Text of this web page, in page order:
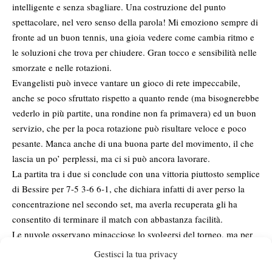
Gestisci la tua privacy
intelligente e senza sbagliare. Una costruzione del punto
spettacolare, nel vero senso della parola! Mi emoziono sempre di
fronte ad un buon tennis, una gioia vedere come cambia ritmo e
le soluzioni che trova per chiudere. Gran tocco e sensibilità nelle
smorzate e nelle rotazioni.
Evangelisti può invece vantare un gioco di rete impeccabile,
anche se poco sfruttato rispetto a quanto rende (ma bisognerebbe
vederlo in più partite, una rondine non fa primavera) ed un buon
servizio, che per la poca rotazione può risultare veloce e poco
pesante. Manca anche di una buona parte del movimento, il che
lascia un po’ perplessi, ma ci si può ancora lavorare.
La partita tra i due si conclude con una vittoria piuttosto semplice
di Bessire per 7-5 3-6 6-1, che dichiara infatti di aver perso la
concentrazione nel secondo set, ma averla recuperata gli ha
consentito di terminare il match con abbastanza facilità.
Le nuvole osservano minacciose lo svolgersi del torneo, ma per
fortuna, almeno al momento, sembrano essere dalla nostra parte.